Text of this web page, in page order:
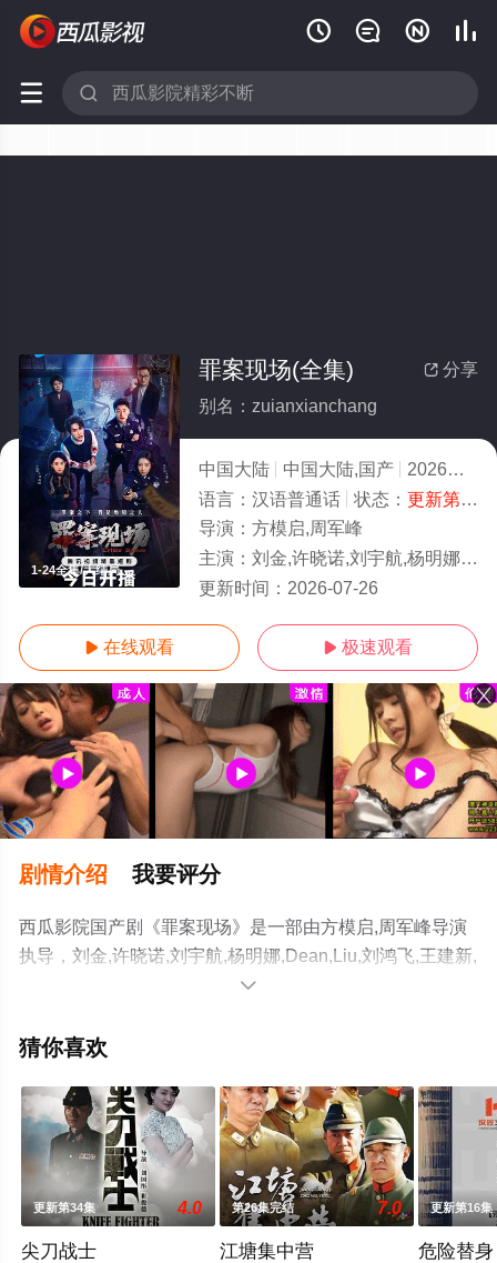
   
 
1-24全集/大结局
 分享
罪案现场(全集)
别名：zuianxianchang
中国大陆 中国大陆,国产 2026
6.0
语言： 汉语普通话 状态： 更新第24集
导演： 方模启,周军峰
主演： 刘金,许晓诺,刘宇航,杨明娜,Dean,Liu,刘鸿飞,王建新,陈梦瑶,赵美钧,洛嘉,田媛,戚彩,童
更新时间： 2026-07-26
 在线观看  极速观看
剧情介绍 我要评分
西瓜影院国产剧《罪案现场》是一部由方模启,周军峰导演
执导，刘金,许晓诺,刘宇航,杨明娜,Dean,Liu,刘鸿飞,王建新,
陈梦瑶,赵美钧,洛嘉,田媛,戚彩,童心,张程诗晴,费贝贝,李长
剧，大结局剧情已揭晓（1-24全集），手机免费观看高清
移步至豆瓣电视剧、电视猫或剧情网等平台了解。
。

猜你喜欢
更新第34集 4.0
尖刀战士
第26集完结 7.0
江塘集中营
更新第16集
危险替身